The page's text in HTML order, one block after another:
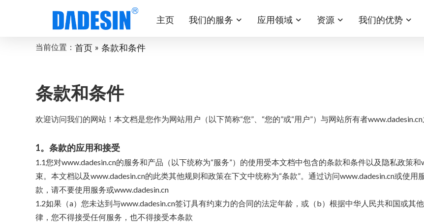
主页 我们的服务 应用领域 资源 我们的优势
当前位置： 首页 » 条款和条件
条款和条件
欢迎访问我们的网站！本文档是您作为网站用户（以下简称“您”、“您的”或“用户”）与网站所有者
1。条款的应用和接受
1.1您对www.dadesin.cn的服务和产品（以下统称为“服务”）的使用受本文档中包含的条款和条件以及隐私政策
束。本文档以及www.dadesin.cn的此类其他规则和政策在下文中统称为“条款”。通过访问www.dadesin.cn或使
款，请不要使用服务或www.dadesin.cn
1.2如果（a）您未达到与www.dadesin.cn签订具有约束力的合同的法定年龄，或（b）根据中华人民共和国或
律，您不得接受任何服务，也不得接受本条款